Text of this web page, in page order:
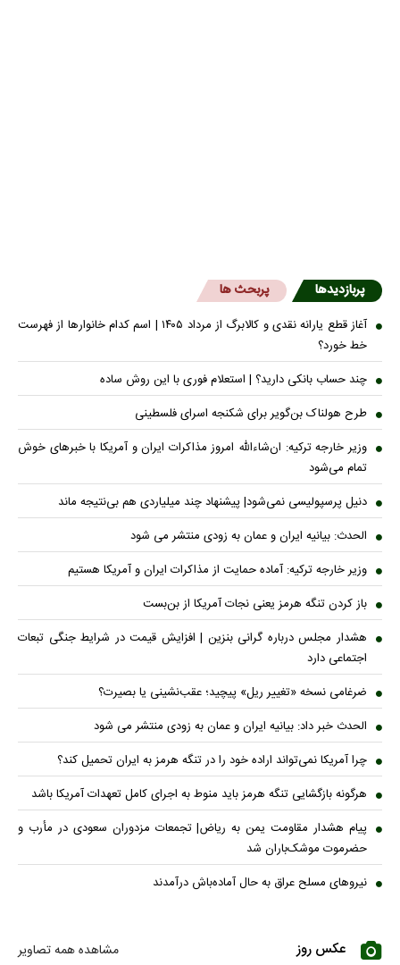
پربازدیدها پربحث ها
آغاز قطع یارانه نقدی و کالابرگ از مرداد ۱۴۰۵ | اسم کدام خانوار‌ها از فهرست
خط خورد؟
چند حساب بانکی دارید؟ | استعلام فوری با این روش ساده
طرح هولناک بن‌گویر برای شکنجه اسرای فلسطینی
وزیر خارجه ترکیه: ان‌شاءالله امروز مذاکرات ایران و آمریکا با خبرهای خوش
تمام می‌شود
دنیل پرسپولیسی نمی‌شود| پیشنهاد چند میلیاردی هم بی‌نتیجه ماند
الحدث: بیانیه ایران و عمان به زودی منتشر می شود
وزیر خارجه ترکیه: آماده حمایت از مذاکرات ایران و آمریکا هستیم
باز کردن تنگه هرمز یعنی نجات آمریکا از بن‌بست
هشدار مجلس درباره گرانی بنزین | افزایش قیمت در شرایط جنگی تبعات
اجتماعی دارد
ضرغامی نسخه «تغییر ریل» پیچید؛ عقب‌نشینی یا بصیرت؟
الحدث خبر داد: بیانیه ایران و عمان به زودی منتشر می شود
چرا آمریکا نمی‌تواند اراده خود را در تنگه هرمز به ایران تحمیل کند؟
هرگونه بازگشایی تنگه هرمز باید منوط به اجرای کامل تعهدات آمریکا باشد
پیام هشدار مقاومت یمن به ریاض| تجمعات مزدوران سعودی در مأرب و
حضرموت موشک‌باران شد
نیروهای مسلح عراق به حال آماده‌باش درآمدند
عکس روز مشاهده همه تصاویر